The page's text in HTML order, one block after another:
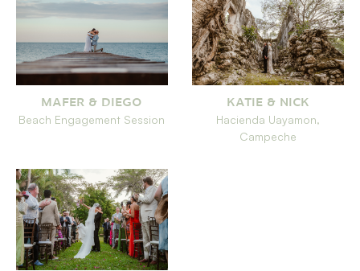
MAFER & DIEGO
Beach Engagement Session
KATIE & NICK
Hacienda Uayamon,
Campeche